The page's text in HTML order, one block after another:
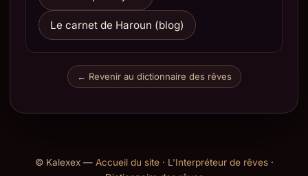
Le carnet de Haroun (blog)
← Revenir au dictionnaire des rêves
© Kalexex — Accueil du site· L'Interpréteur de rêves·